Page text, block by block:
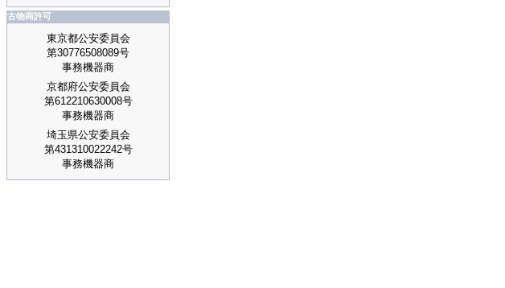
古物商許可
東京都公安委員会
第30776508089号
事務機器商
京都府公安委員会
第612210630008号
事務機器商
埼玉県公安委員会
第431310022242号
事務機器商